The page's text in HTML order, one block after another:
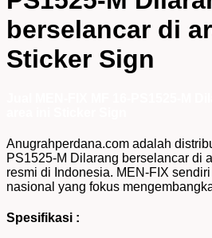
berselancar di
Sticker Sign
Anugrahperdana.com adalah
PS1525-M Dilarang berselancar di
resmi di Indonesia. MEN-FIX
nasional yang fokus
Spesifikasi :